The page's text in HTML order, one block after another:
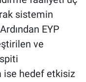
sistemin
EYP
ve
ise hedef etkisiz